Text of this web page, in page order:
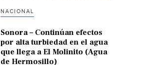
NACIONAL
Sonora – Continúan efectos
por alta turbiedad en el agua
que llega a El Molinito (Agua
de Hermosillo)